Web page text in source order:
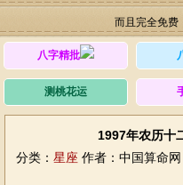
而且完全免费
八字精批
测桃花运
1997年农历十
分类： 星座 作者：中国算命网